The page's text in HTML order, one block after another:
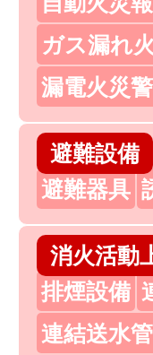
ガス漏れ
漏電火災
避難設備
避難器具
消火活動
排煙設備
連結送水管